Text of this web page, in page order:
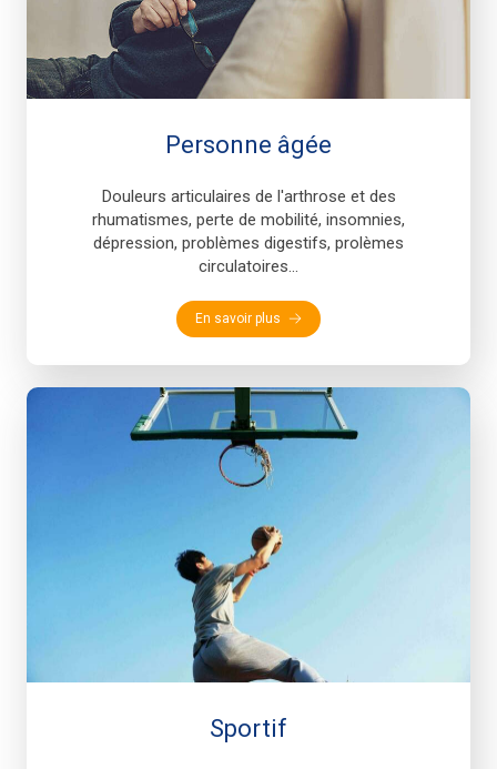
Personne âgée
Douleurs articulaires de l'arthrose et des
rhumatismes, perte de mobilité, insomnies,
dépression, problèmes digestifs, prolèmes
circulatoires...
En savoir plus
Sportif